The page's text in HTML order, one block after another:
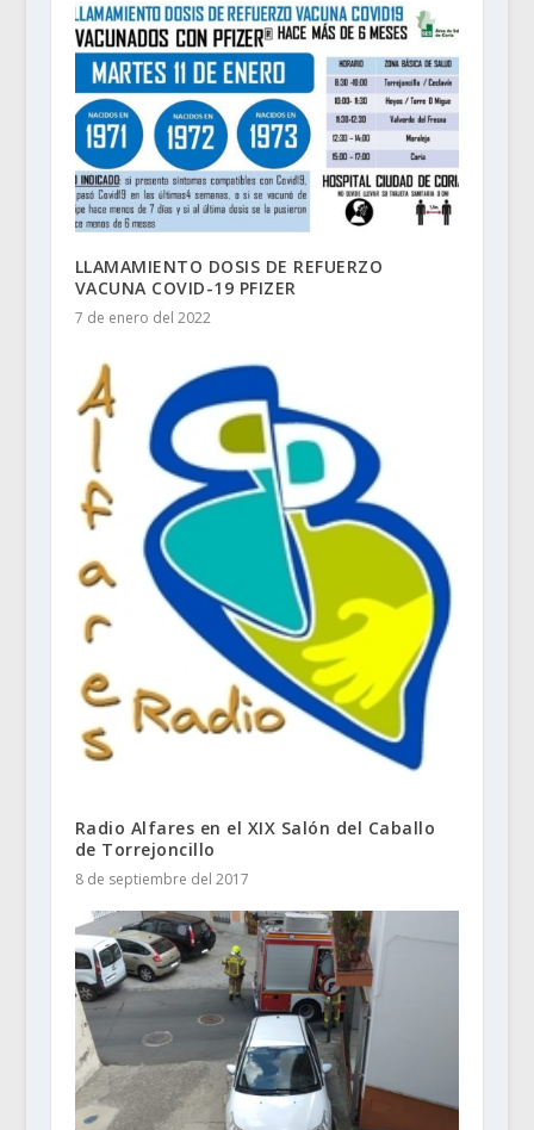
LLAMAMIENTO DOSIS DE REFUERZO
VACUNA COVID-19 PFIZER
7 de enero del 2022
Radio Alfares en el XIX Salón del Caballo
de Torrejoncillo
8 de septiembre del 2017